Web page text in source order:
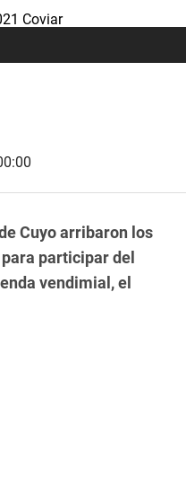
Cuyo arribaron los
participar del
vendimial, el